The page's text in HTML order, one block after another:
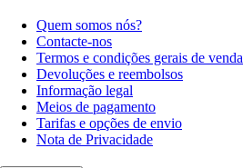
Quem somos nós?
Contacte-nos
Termos e condições gerais de venda
Devoluções e reembolsos
Informação legal
Meios de pagamento
Tarifas e opções de envio
Nota de Privacidade